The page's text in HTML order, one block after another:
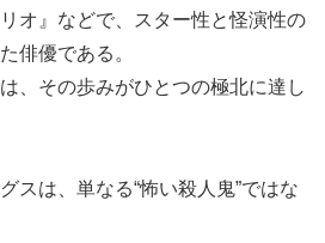
オ』などで、スター性と怪演性の
俳優である。
、その歩みがひとつの極北に達し
スは、単なる“怖い殺人鬼”ではな